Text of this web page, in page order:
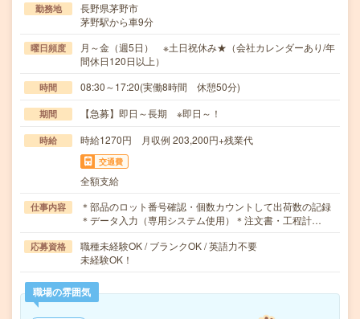
勤務地
長野県茅野市
茅野駅から車9分
曜日頻度
月～金（週5日） ※土日祝休み★（会社カレンダーあり/年
間休日120日以上）
時間 08:30～17:20(実働8時間 休憩50分)
期間 【急募】即日～長期 ※即日～！
時給 時給1270円 月収例 203,200円+残業代
交通費
全額支給
仕事内容
＊部品のロット番号確認・個数カウントして出荷数の記録
＊データ入力（専用システム使用）＊注文書・工程計…
応募資格
職種未経験OK / ブランクOK / 英語力不要
未経験OK！
職場の雰囲気